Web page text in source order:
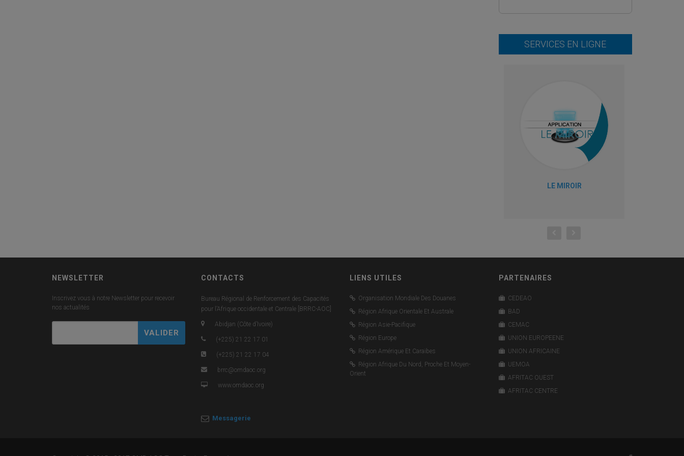
SERVICES EN LIGNE
LE MIROIR
NEWSLETTER
Inscrivez vous à notre Newsletter pour recevoir
nos actualités
CONTACTS
Bureau Régional de Renforcement des Capacités
pour l’Afrique occidentale et Centrale [BRRC-AOC]
Abidjan (Côte d’Ivoire)
(+225) 21 22 17 01
(+225) 21 22 17 04
brrc@omdaoc.org
www.omdaoc.org
Messagerie
LIENS UTILES
Organisation Mondiale Des Douanes
Région Afrique Orientale Et Australe
Région Asie-Pacifique
Région Europe
Région Amérique Et Caraïbes
Région Afrique Du Nord, Proche Et Moyen-
Orient
PARTENAIRES
CEDEAO
BAD
CEMAC
UNION EUROPEENE
UNION AFRICAINE
UEMOA
AFRITAC OUEST
AFRITAC CENTRE